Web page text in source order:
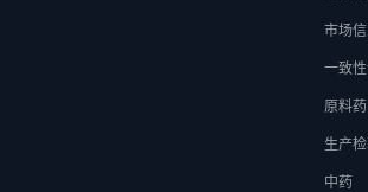
市场
一致
原料药
生产
中药